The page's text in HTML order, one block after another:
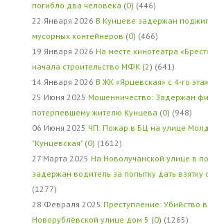
погибло два человека (0) (446)
22 Января 2026 В Кунцеве задержан
мусорных контейнеров (0) (466)
19 Января 2026 На месте кинотеатра
начала строительство МФК (2) (641)
14 Января 2026 В ЖК «Ярцевская» с 4-го
25 Июня 2025 Мошенничество: Задержан
потерпевшему жителю Кунцева (0) (948)
06 Июня 2025 ЧП: Пожар в БЦ на улице
"Кунцевская" (0) (1612)
27 Марта 2025 На Новолучанской улице в
задержан водитель за попытку дать
(1277)
28 Февраля 2025 Преступление: Убийство
Новорублёвской улице дом 5 (0) (1265)